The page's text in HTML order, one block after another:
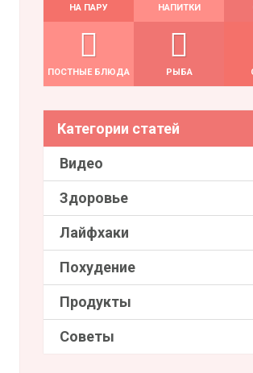
НА ПАРУ НАПИТКИ
ПОСТНЫЕ БЛЮДА РЫБА
Категории статей
Видео
Здоровье
Лайфхаки
Похудение
Продукты
Советы